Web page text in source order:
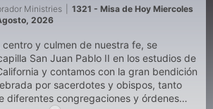
Ministries
1321 - Misa de Hoy Miercoles
2026
centro y culmen de nuestra fe, se
San Juan Pablo II en los estudios de
y contamos con la gran bendición
por sacerdotes y obispos, tanto
diferentes congregaciones y órdenes